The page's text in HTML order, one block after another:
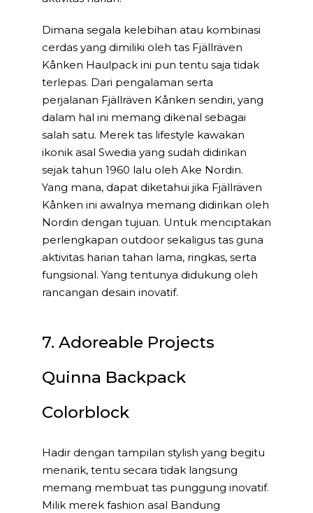
Dimana segala kelebihan atau kombinasi
cerdas yang dimiliki oleh tas Fjällräven
Kånken Haulpack ini pun tentu saja tidak
terlepas. Dari pengalaman serta
perjalanan Fjällräven Kånken sendiri, yang
dalam hal ini memang dikenal sebagai
salah satu. Merek tas lifestyle kawakan
ikonik asal Swedia yang sudah didirikan
sejak tahun 1960 lalu oleh Ake Nordin.
Yang mana, dapat diketahui jika Fjällräven
Kånken ini awalnya memang didirikan oleh
Nordin dengan tujuan. Untuk menciptakan
perlengkapan outdoor sekaligus tas guna
aktivitas harian tahan lama, ringkas, serta
fungsional. Yang tentunya didukung oleh
rancangan desain inovatif.
7. Adoreable Projects
Quinna Backpack
Colorblock
Hadir dengan tampilan stylish yang begitu
menarik, tentu secara tidak langsung
memang membuat tas punggung inovatif.
Milik merek fashion asal Bandung